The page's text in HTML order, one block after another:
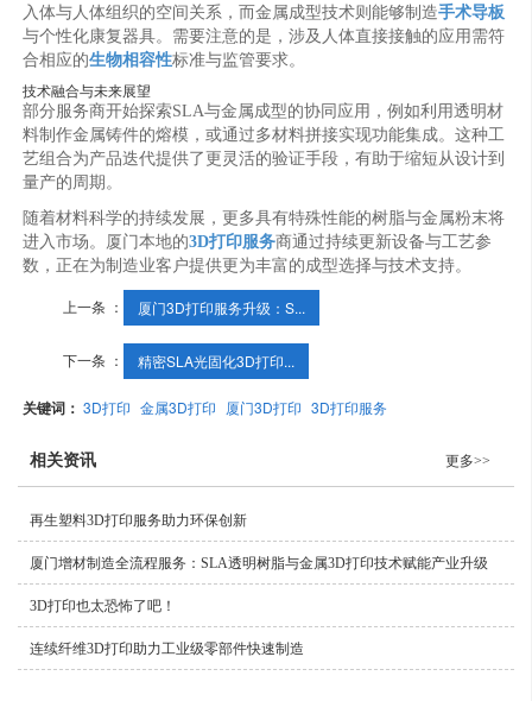
入体与人体组织的空间关系，而金属成型技术则能够制造手术导板
与个性化康复器具。需要注意的是，涉及人体直接接触的应用需符
合相应的生物相容性标准与监管要求。
技术融合与未来展望
部分服务商开始探索SLA与金属成型的协同应用，例如利用透明材
料制作金属铸件的熔模，或通过多材料拼接实现功能集成。这种工
艺组合为产品迭代提供了更灵活的验证手段，有助于缩短从设计到
量产的周期。
随着材料科学的持续发展，更多具有特殊性能的树脂与金属粉末将
进入市场。厦门本地的3D打印服务商通过持续更新设备与工艺参
数，正在为制造业客户提供更为丰富的成型选择与技术支持。
上一条 ： 厦门3D打印服务升级：S...
下一条 ： 精密SLA光固化3D打印...
关键词：3D打印 金属3D打印 厦门3D打印 3D打印服务
相关资讯 更多>>
再生塑料3D打印服务助力环保创新
厦门增材制造全流程服务：SLA透明树脂与金属3D打印技术赋能产业升级
3D打印也太恐怖了吧！
连续纤维3D打印助力工业级零部件快速制造